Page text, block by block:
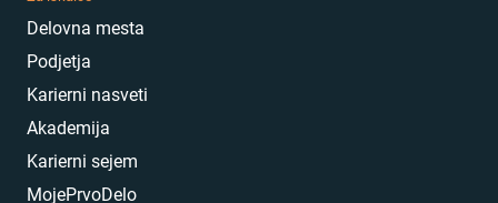
Delovna mesta
Podjetja
Karierni nasveti
Akademija
Karierni sejem
MojePrvoDelo